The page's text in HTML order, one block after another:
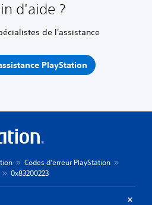
d'aide ?
de l'assistance
PlayStation
Codes d'erreur PlayStation
0x83200223